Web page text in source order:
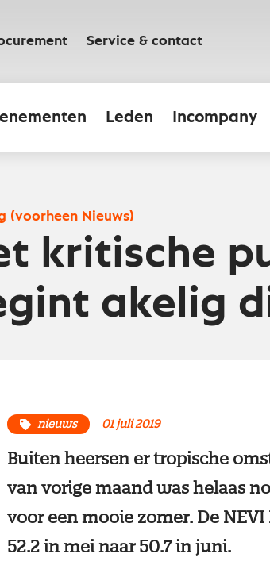
Service & contact
Leden Incompany
(voorheen Nieuws)
kritische
akelig
nieuws 01 juli 2019
Buiten heersen er tropische
van vorige maand was helaas
voor een mooie zomer. De
52.2 in mei naar 50.7 in juni.